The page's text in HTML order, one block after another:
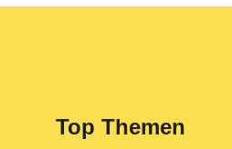
Top Themen